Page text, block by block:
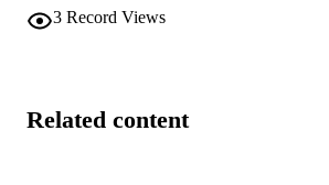
3 Record Views
Related content